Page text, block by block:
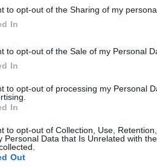
to opt-out of the Sharing of my
In
to opt-out of the Sale of my Personal
In
to opt-out of processing my Personal
In
to opt-out of Collection, Use,
Personal Data that Is Unrelated with
Out